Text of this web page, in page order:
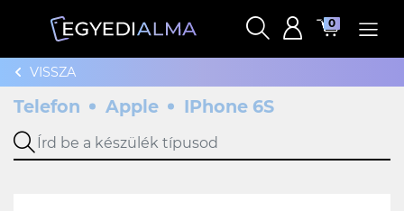
0
VISSZA
Telefon Apple IPhone 6S